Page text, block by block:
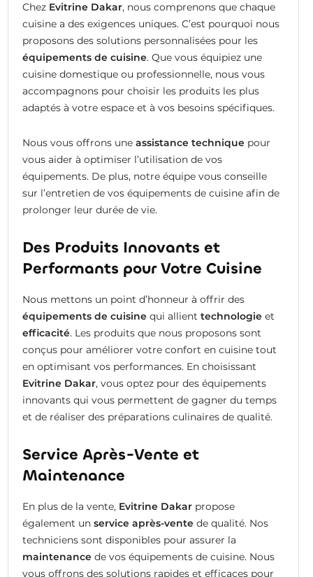
Chez Evitrine Dakar, nous comprenons que chaque
cuisine a des exigences uniques. C’est pourquoi nous
proposons des solutions personnalisées pour les
équipements de cuisine. Que vous équipiez une
cuisine domestique ou professionnelle, nous vous
accompagnons pour choisir les produits les plus
adaptés à votre espace et à vos besoins spécifiques.
Nous vous offrons une assistance techniquepour
vous aider à optimiser l’utilisation de vos
équipements. De plus, notre équipe vous conseille
sur l’entretien de vos équipements de cuisine afin de
prolonger leur durée de vie.
Des Produits Innovants et
Performants pour Votre Cuisine
Nous mettons un point d’honneur à offrir des
équipements de cuisinequi allient technologieet
efficacité. Les produits que nous proposons sont
conçus pour améliorer votre confort en cuisine tout
en optimisant vos performances. En choisissant
Evitrine Dakar, vous optez pour des équipements
innovants qui vous permettent de gagner du temps
et de réaliser des préparations culinaires de qualité.
Service Après-Vente et
Maintenance
En plus de la vente, Evitrine Dakarpropose
également un service après-ventede qualité. Nos
techniciens sont disponibles pour assurer la
maintenancede vos équipements de cuisine. Nous
vous offrons des solutions rapides et efficaces pour